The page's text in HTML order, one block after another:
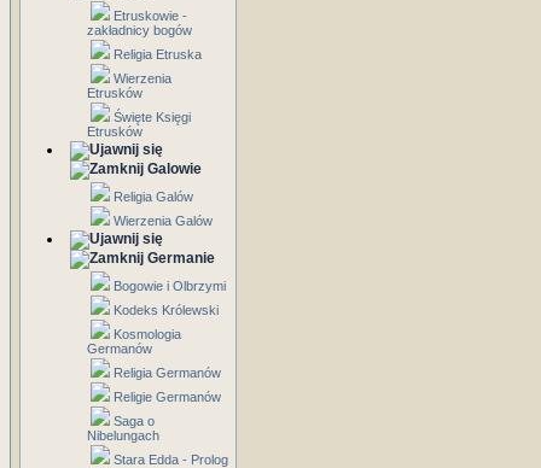
Etruskowie -
zakładnicy bogów
Religia Etruska
Wierzenia
Etrusków
Święte Księgi
Etrusków
Galowie
Religia Galów
Wierzenia Galów
Germanie
Bogowie i Olbrzymi
Kodeks Królewski
Kosmologia
Germanów
Religia Germanów
Religie Germanów
Saga o
Nibelungach
Stara Edda - Prolog